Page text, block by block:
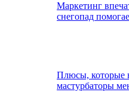
Маркетинг
снегопад
Плюсы, которые
мастурбаторы